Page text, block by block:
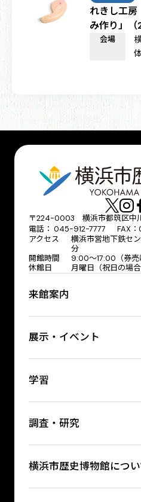
れきし工房
み作り」（
会場
〒224-0003 横浜市都筑区中
電話： 045-912-7777 FAX：
アクセス
横浜市営地下鉄セ
分
開館時間
9:00〜17:00（券売
休館日
月曜日（祝日の場
来館案内
展示・イベント
学習
調査・研究
横浜市歴史博物館につ